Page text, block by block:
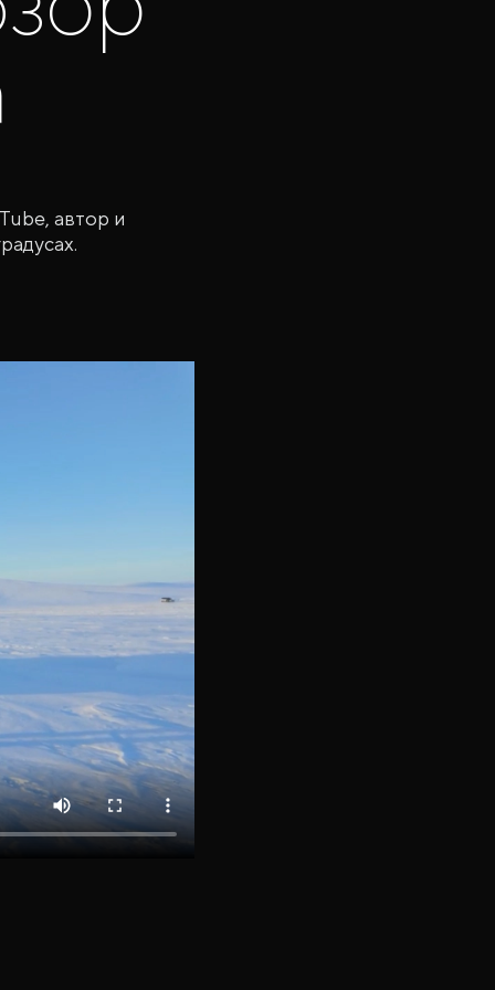
автор и